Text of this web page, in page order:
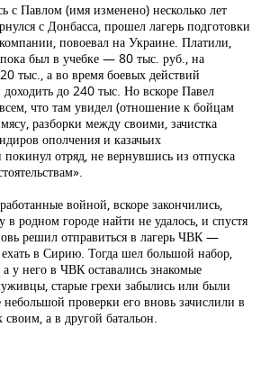
с Павлом (имя изменено) несколько лет
с Донбасса, прошел лагерь подготовки
повоевал на Украине. Платили,
был в учебке — 80 тыс. руб., на
тыс., а во время боевых действий
доходить до 240 тыс. Но вскоре Павел
что там увидел (отношение к бойцам
разборки между своими, зачистка
ополчения и казачьих
отряд, не вернувшись из отпуска
войной, вскоре закончились,
родном городе найти не удалось, и спустя
решил отправиться в лагерь ЧВК —
в Сирию. Тогда шел большой набор,
у него в ЧВК оставались знакомые
старые грехи забылись или были
проверки его вновь зачислили в
а в другой батальон.